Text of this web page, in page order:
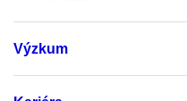
Výzkum